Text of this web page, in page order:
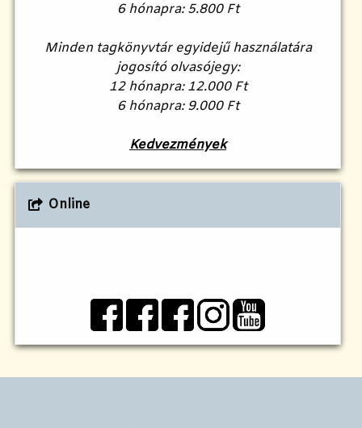
6 hónapra: 5.800 Ft
Minden tagkönyvtár egyidejű használatára
jogosító olvasójegy:
12 hónapra: 12.000 Ft
6 hónapra: 9.000 Ft
Kedvezmények
Online